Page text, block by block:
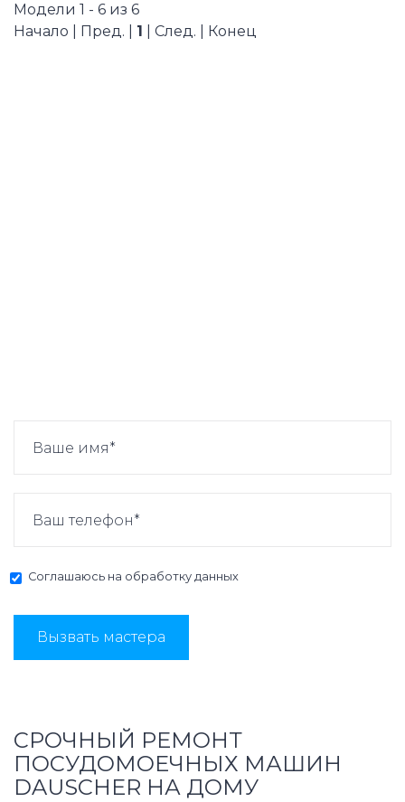
Модели 1 - 6 из 6
Начало | Пред. | 1 | След. | Конец
Соглашаюсь на обработку данных
Вызвать мастера
СРОЧНЫЙ РЕМОНТ
ПОСУДОМОЕЧНЫХ МАШИН
DAUSCHER НА ДОМУ